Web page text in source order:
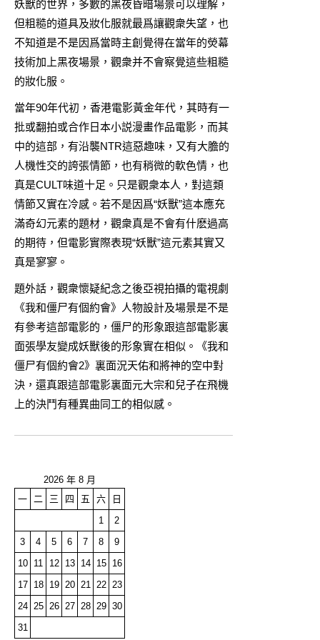
妖獸的世界，多數的黑夜昏暗場景可以理解，
但粗糙的道具及妝化服就最爲讓觀衆失望，也
不知道是不是因爲當時主創覺得在當年的熒幕
技術加上黑夜場景，觀衆并不會察覺這些粗糙
的妝化服。
當年90年代初，香港電影黃金年代，其時有一
批或翻拍或合作日本小説漫畫作品電影，而其
中的這部，有沿襲NTR這惡趣味，又有大膽的
人機性交的誇張情節，也有稍微的軟色情，也
真是CULT味道十足。只是觀衆本人，對這類
情節又實在冷感。若不是因爲“妖獸”這本應充
滿奇幻元素的題材，觀衆真是不會有什麽過高
的期待，但電影實際表現“妖獸”這元素其實又
真是寥寥。
題外話，觀衆懷疑紀念之後亞視拍攝的電視劇
《我和僵尸有個約會》人物設計及場景是不是
有參考這部電影的，僵尸的形象跟這部電影裏
面張學友變成妖獸後的形象實在相似。《我和
僵尸有個約會2》裏面況天佑和將神的空中對
決，還真跟這部電影裏面元大宗和兒子在飛機
上的決鬥有種異曲同工的相似感。
2026 年 8 月
一
二 三 四 五 六
日
1
2
3
4 5 6 7 8
9
10
11 12 13 14 15
16
17
18 19 20 21 22
23
24
25 26 27 28 29 30
31